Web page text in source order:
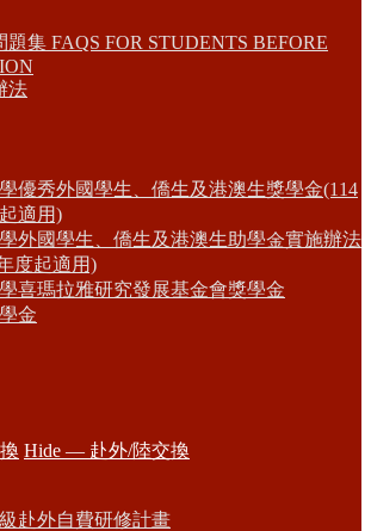
題集 FAQS FOR STUDENTS BEFORE
法
優秀外國學生、僑生及港澳生獎學金(114
適用)
外國學生、僑生及港澳生助學金實施辦法
度起適用)
喜瑪拉雅研究發展基金會獎學金
金
Hide — 赴外/陸交換
赴外自費研修計畫